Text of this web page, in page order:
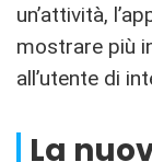
un’attività,
mostrare più
all’utente di
La